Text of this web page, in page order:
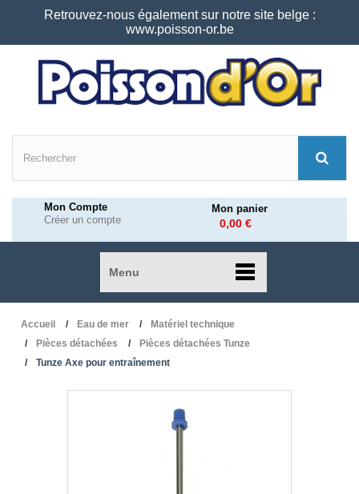
Retrouvez-nous également sur notre site belge :
www.poisson-or.be
Mon Compte
Créer un compte
Mon panier
0,00 €
Menu
Accueil Eau de mer
Matériel technique
Pièces détachées
Pièces détachées Tunze
Tunze Axe pour entraînement